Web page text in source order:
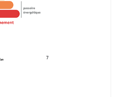
7